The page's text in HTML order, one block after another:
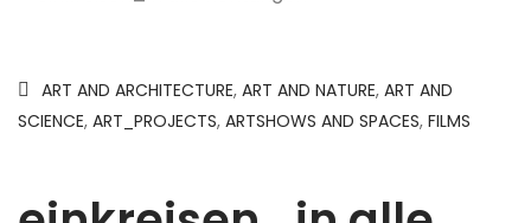
ART AND ARCHITECTURE, ART AND NATURE, ART AND
SCIENCE, ART_PROJECTS, ARTSHOWS AND SPACES, FILMS